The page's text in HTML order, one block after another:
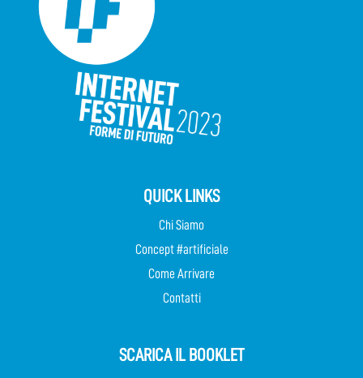
QUICK LINKS
Chi Siamo
Concept #artificiale
Come Arrivare
Contatti
SCARICA IL BOOKLET